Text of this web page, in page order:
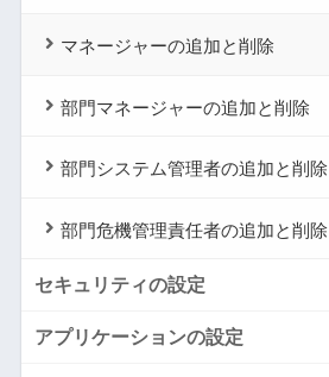
マネージャーの追加と削除
部門マネージャーの追加と削除
部門システム管理者の追加と削除
部門危機管理責任者の追加と削除
セキュリティの設定
アプリケーションの設定